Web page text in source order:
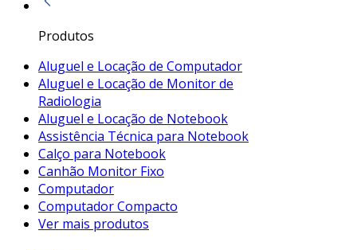
Produtos
Aluguel e Locação de Computador
Aluguel e Locação de Monitor de
Radiologia
Aluguel e Locação de Notebook
Assistência Técnica para Notebook
Calço para Notebook
Canhão Monitor Fixo
Computador
Computador Compacto
Ver mais produtos